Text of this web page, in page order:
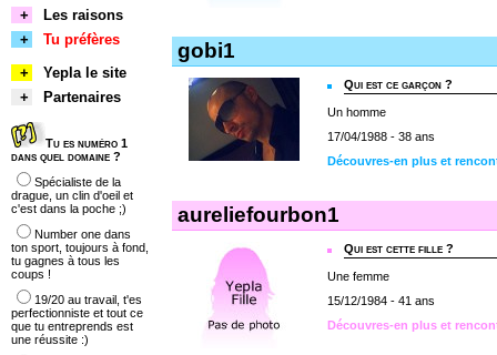
gobi1
Qui est ce garçon ?
Un homme
17/04/1988 - 38 ans
Découvres-en plus et
aureliefourbon1
Qui est cette fille ?
Une femme
15/12/1984 - 41 ans
Découvres-en plus et
+
Les raisons
+
Tu préfères
+
Yepla le site
+
Partenaires
Tu es numéro 1
dans quel domaine ?
Spécialiste de la
drague, un clin d'oeil et
c'est dans la poche ;)
Number one dans
ton sport, toujours à fond,
tu gagnes à tous les
coups !
19/20 au travail, t'es
perfectionniste et tout ce
que tu entreprends est
une réussite :)